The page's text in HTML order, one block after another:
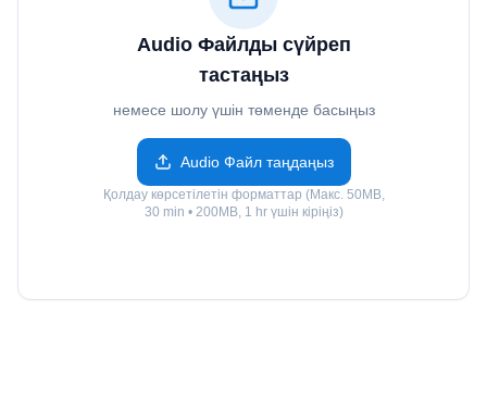
Audio Файлды сүйреп
тастаңыз
немесе шолу үшін төменде басыңыз
Audio Файл таңдаңыз
Қолдау көрсетілетін форматтар (Макс. 50MB,
30 min • 200MB, 1 hr үшін кіріңіз)